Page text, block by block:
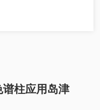
柱应用岛津